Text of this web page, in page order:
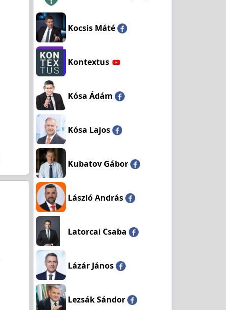
Kocsis Máté
Kontextus
Kósa Ádám
Kósa Lajos
Kubatov Gábor
László András
Latorcai Csaba
Lázár János
Lezsák Sándor